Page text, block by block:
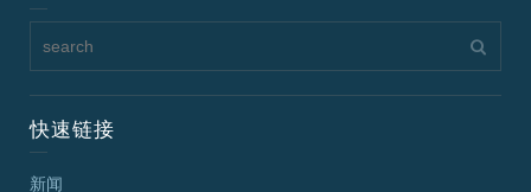
快速链接
新闻